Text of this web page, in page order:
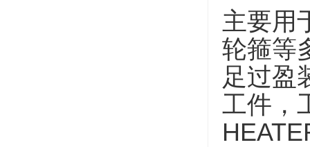
主要用
轮箍等
足过盈
工件，